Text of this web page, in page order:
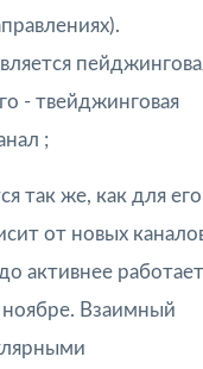
- твейджинговая
;
так же, как для его
от новых
активнее
Взаимный